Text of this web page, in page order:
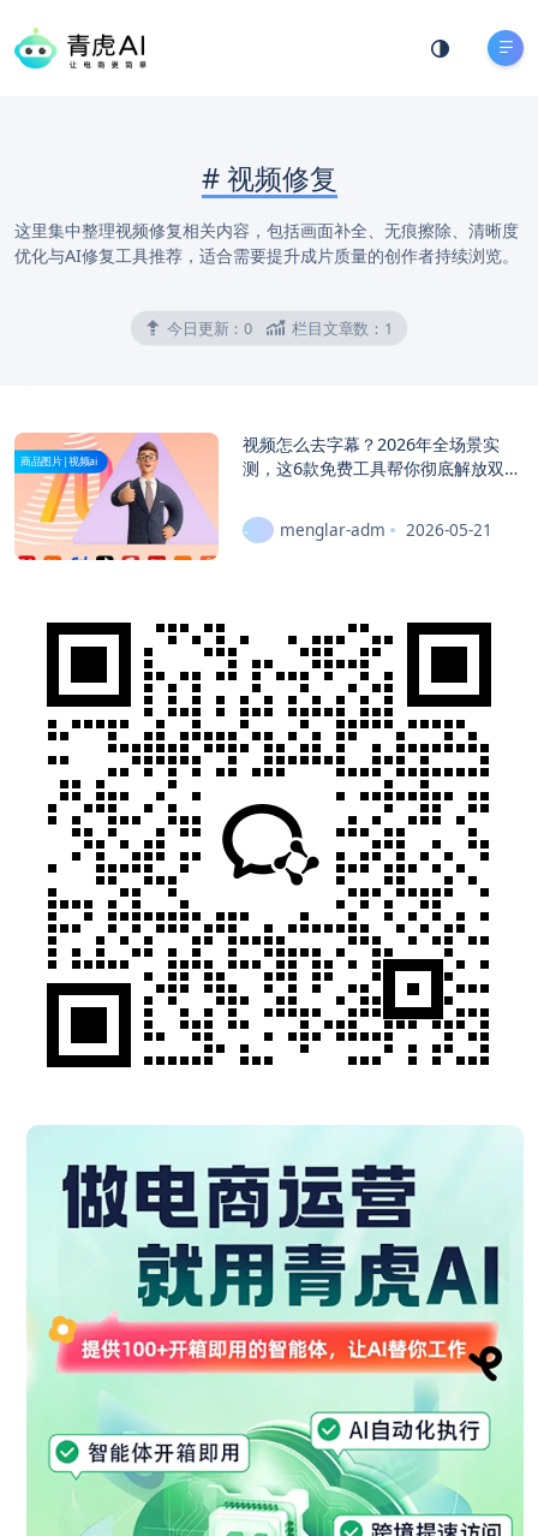
#视频修复
这里集中整理视频修复相关内容，包括画面补全、无痕擦除、清晰度
优化与AI修复工具推荐，适合需要提升成片质量的创作者持续浏览。
今日更新：0 栏目文章数： 1
商品图片|视频ai
视频怎么去字幕？2026年全场景实
测，这6款免费工具帮你彻底解放双
menglar-adm
2026-05-21